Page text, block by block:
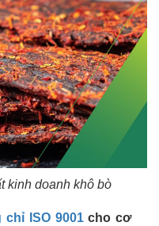
kinh doanh khô bò
chỉ ISO 9001cho cơ